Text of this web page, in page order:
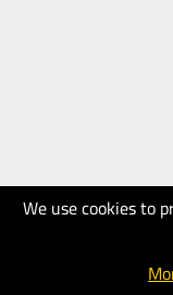
We use cookies to